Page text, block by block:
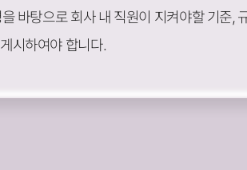
바탕으로 회사 내 직원이 지켜야할 기준,
시하여야 합니다.